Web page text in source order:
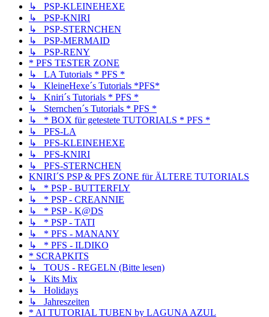
↳ PSP-KLEINEHEXE
↳ PSP-KNIRI
↳ PSP-STERNCHEN
↳ PSP-MERMAID
↳ PSP-RENY
* PFS TESTER ZONE
↳ LA Tutorials * PFS *
↳ KleineHexe´s Tutorials *PFS*
↳ Kniri´s Tutorials * PFS *
↳ Sternchen´s Tutorials * PFS *
↳ * BOX für getestete TUTORIALS * PFS *
↳ PFS-LA
↳ PFS-KLEINEHEXE
↳ PFS-KNIRI
↳ PFS-STERNCHEN
KNIRI´S PSP & PFS ZONE für ÄLTERE TUTORIALS
↳ * PSP - BUTTERFLY
↳ * PSP - CREANNIE
↳ * PSP - K@DS
↳ * PSP - TATI
↳ * PFS - MANANY
↳ * PFS - ILDIKO
* SCRAPKITS
↳ TOUS - REGELN (Bitte lesen)
↳ Kits Mix
↳ Holidays
↳ Jahreszeiten
* AI TUTORIAL TUBEN by LAGUNA AZUL